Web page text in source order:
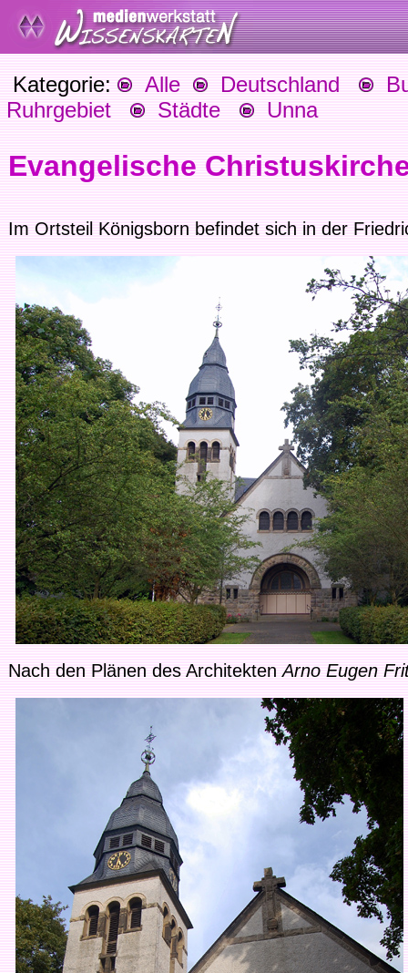
Kategorie: Alle Deutschland
Ruhrgebiet
Städte Unna
Evangelische
Im Ortsteil Königsborn befindet sich in der
Nach den Plänen des ArchitektenArno Eugen